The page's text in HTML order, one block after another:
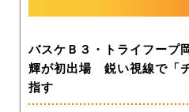
バスケＢ３・トライフープ
輝が初出場 鋭い視線で「
指す